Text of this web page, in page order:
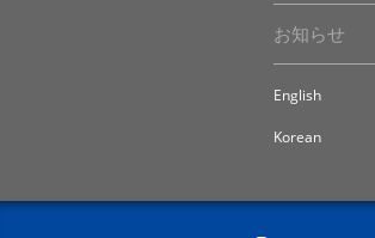
お知らせ
English
Korean